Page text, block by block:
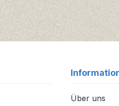
Über uns